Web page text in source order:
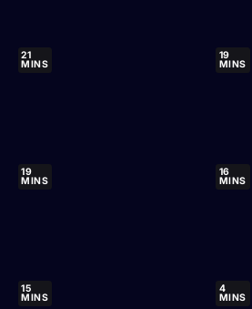
21
MINS
19
MINS
19
MINS
16
MINS
15
MINS
4
MINS